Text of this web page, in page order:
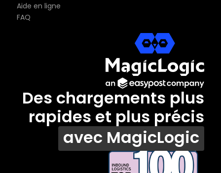
Aide en ligne
FAQ
Des chargements plus
rapides et plus précis
avec MagicLogic